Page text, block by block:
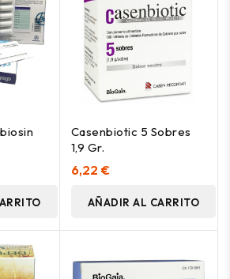
Casenbiotic 5 Sobres
1,9 Gr.
6,22 €
AÑADIR AL CARRITO